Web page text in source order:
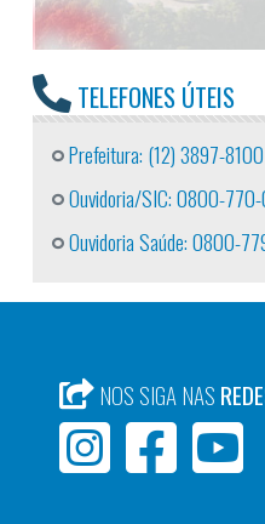
TELEFONES ÚTEIS
Prefeitura: (12) 3897-8100
Ouvidoria/SIC: 0800-
Ouvidoria Saúde: 0800-
NOS SIGA NAS